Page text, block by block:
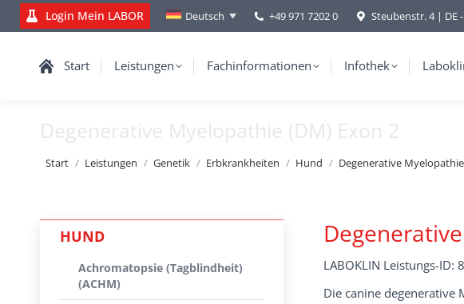
Login Mein LABOR Deutsch +49 971 7202 0 Steubenstr. 4 | DE
Start Leistungen Fachinformationen Infothek
Degenerative Myelopathie (DM) Exon 2
Sie befinden sich hier:
Start Leistungen Genetik Erbkrankheiten Hund Degenerative
LABOKLIN Leistungs-ID:
Die canine degenerative
HUND
Achromatopsie (Tagblindheit)
(ACHM)